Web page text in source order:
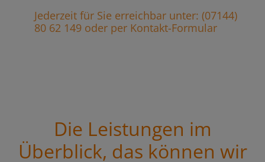
Jederzeit für Sie erreichbar unter: (07144)
80 62 149 oder per Kontakt-Formular
Die Leistungen im
Überblick, das können wir